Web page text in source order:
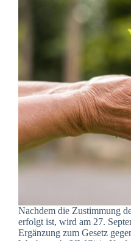
Nachdem die Zustimmung
erfolgt ist, wird am 27.
Ergänzung zum Gesetz